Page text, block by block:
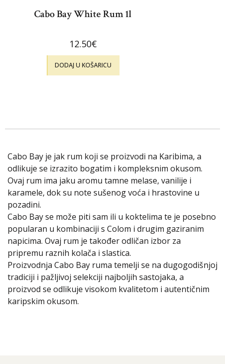
Cabo Bay White Rum 1l
12.50€
DODAJ U KOŠARICU
Cabo Bay je jak rum koji se proizvodi na Karibima, a
odlikuje se izrazito bogatim i kompleksnim okusom.
Ovaj rum ima jaku aromu tamne melase, vanilije i
karamele, dok su note sušenog voća i hrastovine u
pozadini.
Cabo Bay se može piti sam ili u koktelima te je posebno
popularan u kombinaciji s Colom i drugim gaziranim
napicima. Ovaj rum je također odličan izbor za
pripremu raznih kolača i slastica.
Proizvodnja Cabo Bay ruma temelji se na dugogodišnjoj
tradiciji i pažljivoj selekciji najboljih sastojaka, a
proizvod se odlikuje visokom kvalitetom i autentičnim
karipskim okusom.